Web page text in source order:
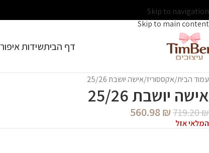
Skip to navigation
Skip to main content
דף הביתשידות איפור
עמוד הבית אקססוריז אישה יושבת 25/26
אישה יושבת 25/26
719.20₪
560.98₪
המלאי אזל